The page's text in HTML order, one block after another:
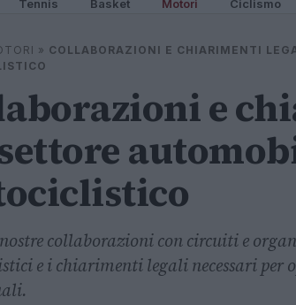
Tennis Basket Motori Ciclismo
» COLLABORAZIONI E CHIARIMENTI
e
collaborazioni con circuiti e
e i chiarimenti legali necessari per